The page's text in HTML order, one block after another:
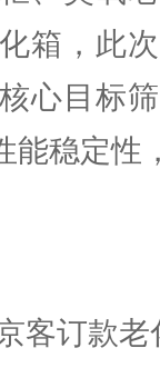
箱，此
心目标
能稳定性